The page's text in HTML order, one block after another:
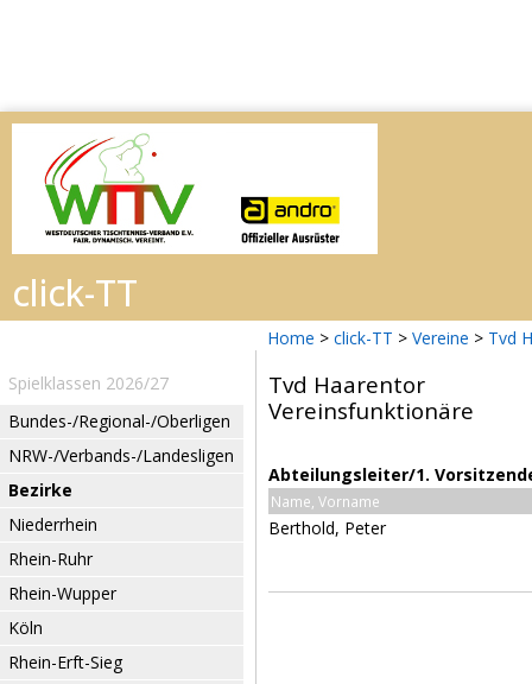
Home > click-TT > Vereine > Tvd
Spielklassen 2026/27
Bundes-/Regional-/Oberligen
NRW-/Verbands-/Landesligen
Bezirke
Niederrhein
Rhein-Ruhr
Rhein-Wupper
Köln
Rhein-Erft-Sieg
Tvd Haarentor
Vereinsfunktionäre
Abteilungsleiter/1.
Name, Vorname
Berthold, Peter